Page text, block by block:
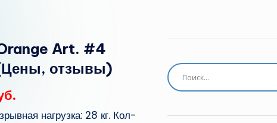
Art. #4
отзывы)
нагрузка: 28 кг. Кол-